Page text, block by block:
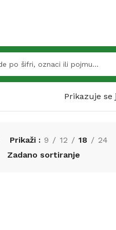
Prikazuje
Prikaži 9 12 18 24